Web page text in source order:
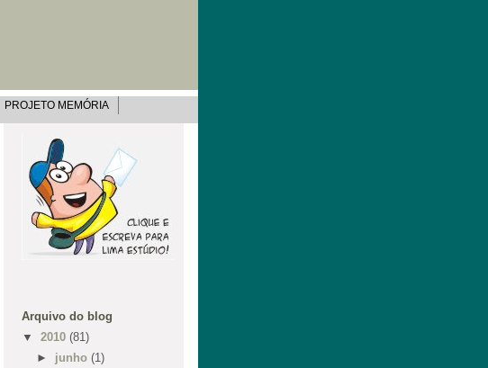
PROJETO MEMÓRIA
Arquivo do blog
▼ 2010 (81)
► junho (1)